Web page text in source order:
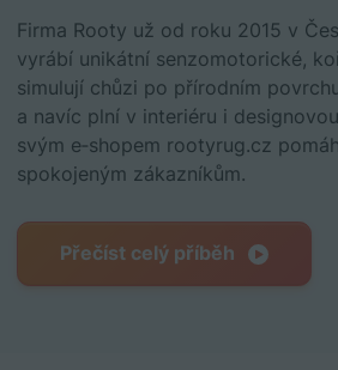
Firma Rooty už od roku 2015 v
vyrábí unikátní senzomotorické,
simulují chůzi po přírodním
a navíc plní v interiéru i
svým e‑shopem rootyrug.cz
spokojeným zákazníkům.
Přečíst celý příběh